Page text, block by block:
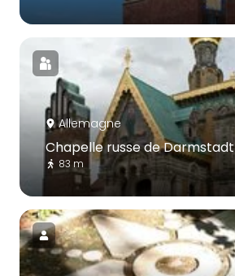
Allemagne
Chapelle russe de Darmstadt
83 m